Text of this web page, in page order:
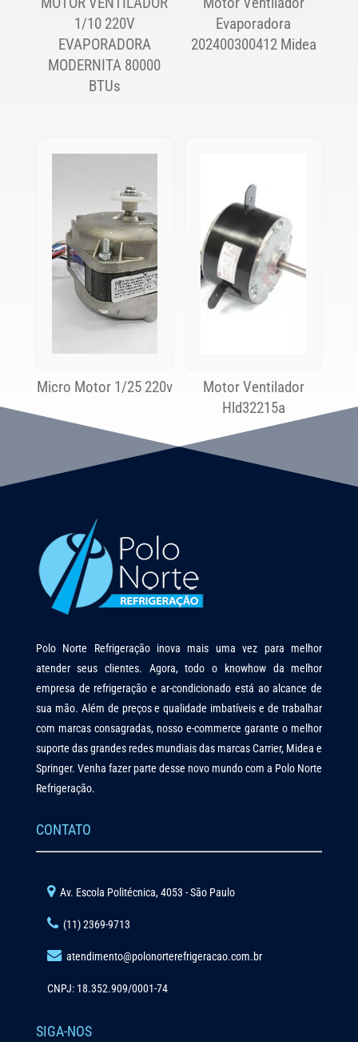
1/10 220V
EVAPORADORA
MODERNITA 80000
BTUs
Evaporadora
202400300412 Midea
Micro Motor 1/25 220v
Motor Ventilador
Hld32215a
Polo Norte Refrigeração inova mais uma vez para melhor
atender seus clientes. Agora, todo o knowhow da melhor
empresa de refrigeração e ar-condicionado está ao alcance de
sua mão. Além de preços e qualidade imbatíveis e de trabalhar
com marcas consagradas, nosso e-commerce garante o melhor
suporte das grandes redes mundiais das marcas Carrier, Midea e
Springer. Venha fazer parte desse novo mundo com a Polo Norte
Refrigeração.
CONTATO
Av. Escola Politécnica, 4053 - São Paulo
(11) 2369-9713
atendimento@polonorterefrigeracao.com.br
CNPJ: 18.352.909/0001-74
SIGA-NOS